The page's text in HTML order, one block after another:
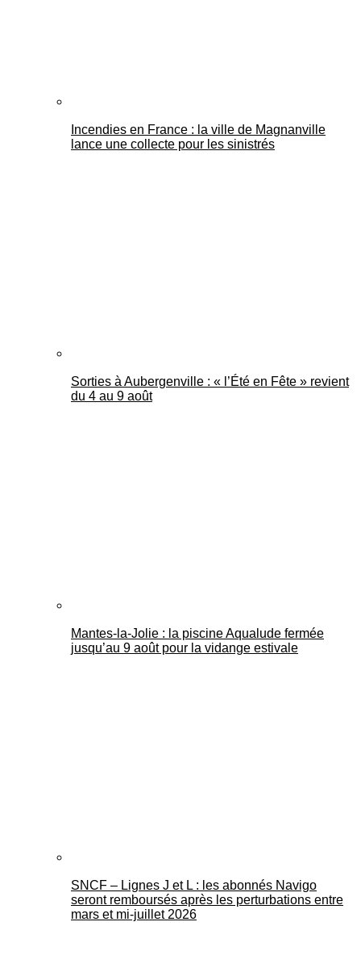
Incendies en France : la ville de Magnanville
lance une collecte pour les sinistrés
Sorties à Aubergenville : « l’Été en Fête » revient
du 4 au 9 août
Mantes-la-Jolie : la piscine Aqualude fermée
jusqu’au 9 août pour la vidange estivale
SNCF – Lignes J et L : les abonnés Navigo
seront remboursés après les perturbations entre
mars et mi-juillet 2026